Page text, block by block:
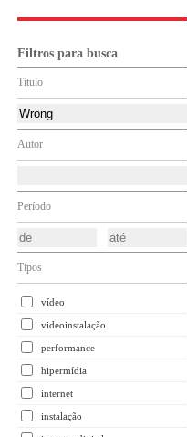
Filtros para busca
Título
Autor
Período
Tipos
vídeo
videoinstalação
performance
hipermídia
internet
instalação